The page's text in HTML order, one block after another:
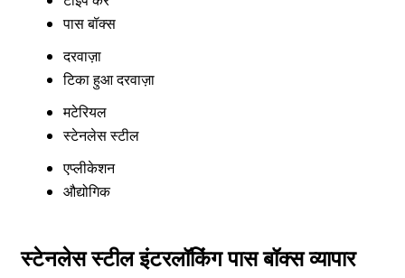
पास बॉक्स
दरवाज़ा
टिका हुआ दरवाज़ा
मटेरियल
स्टेनलेस स्टील
एप्लीकेशन
औद्योगिक
स्टेनलेस स्टील इंटरलॉकिंग पास बॉक्स व्यापार